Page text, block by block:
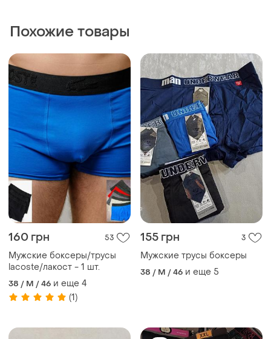
Похожие товары
160 грн 53
Мужские боксеры/трусы
lacoste/лакост - 1 шт.
38 / M / 46 и еще 4
(1)
155 грн 3
Мужские трусы боксеры
38 / M / 46 и еще 5